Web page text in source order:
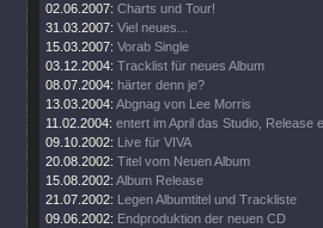
02.06.2007: Charts und Tour!
31.03.2007: Viel neues...
15.03.2007: Vorab Single
03.12.2004: Tracklist für neues Album
08.07.2004: härter denn je?
13.03.2004: Abgnag von Lee Morris
11.02.2004: entert im April das Studio, Release
09.10.2002: Live für VIVA
20.08.2002: Titel vom Neuen Album
15.08.2002: Album Release
21.07.2002: Legen Albumtitel und Trackliste
09.06.2002: Endproduktion der neuen CD